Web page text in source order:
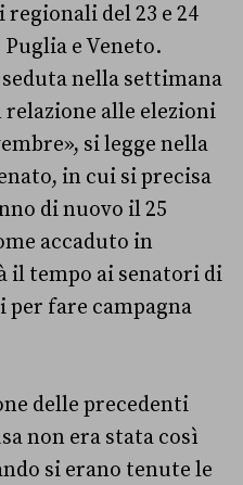
regionali del 23 e 24
e Veneto.
seduta nella settimana
relazione alle elezioni
si legge nella
in cui si precisa
di nuovo il 25
accaduto in
il tempo ai senatori di
fare campagna
delle precedenti
non era stata così
si erano tenute le